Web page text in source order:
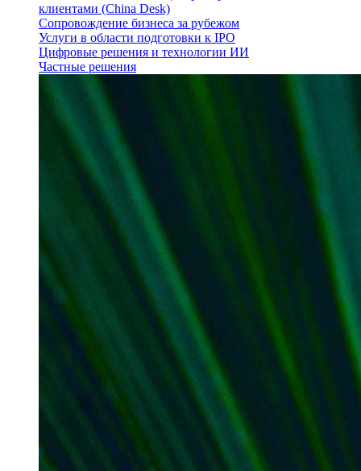
клиентами (China Desk)
Сопровождение бизнеса за рубежом
Услуги в области подготовки к IPO
Цифровые решения и технологии ИИ
Частные решения